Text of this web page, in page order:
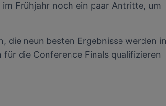
Frühjahr noch ein paar Antritte, um
die neun besten Ergebnisse werden in
die Conference Finals qualifizieren